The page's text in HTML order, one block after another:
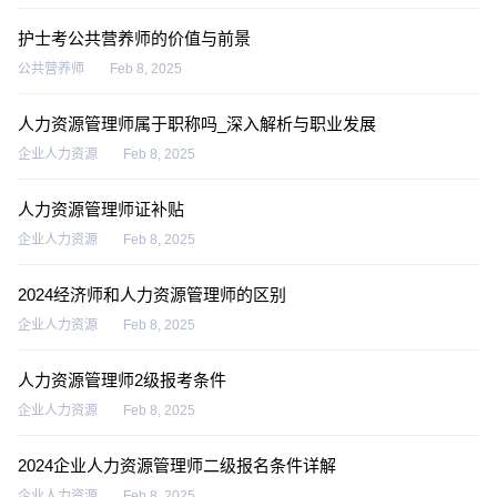
护士考公共营养师的价值与前景
公共营养师 Feb 8, 2025
人力资源管理师属于职称吗_深入解析与职业发展
企业人力资源 Feb 8, 2025
人力资源管理师证补贴
企业人力资源 Feb 8, 2025
2024经济师和人力资源管理师的区别
企业人力资源 Feb 8, 2025
人力资源管理师2级报考条件
企业人力资源 Feb 8, 2025
2024企业人力资源管理师二级报名条件详解